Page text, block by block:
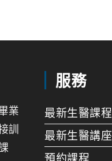
業
訓
服務
最新生醫課程
最新生醫講座
預約課程